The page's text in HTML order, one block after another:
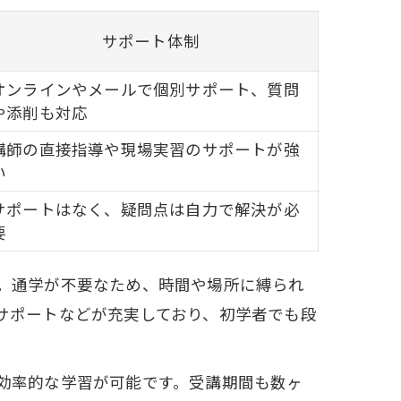
サポート体制
ンラインやメールで個別サポート、質問
添削も対応
師の直接指導や現場実習のサポートが強
ポートはなく、疑問点は自力で解決が必
通学が不要なため、時間や場所に縛られ
ートなどが充実しており、初学者でも段
的な学習が可能です。受講期間も数ヶ